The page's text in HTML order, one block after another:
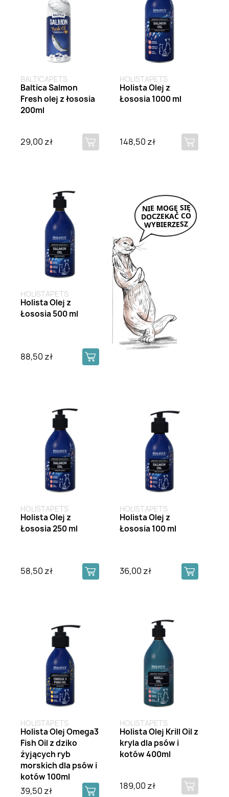
BALTICAPETS
Baltica Salmon
Fresh olej z łososia
200ml
29,00 zł
HOLISTAPETS
Holista Olej z
Łososia 1000 ml
148,50 zł
HOLISTAPETS
Holista Olej z
Łososia 500 ml
88,50 zł
HOLISTAPETS
Holista Olej z
Łososia 250 ml
58,50 zł
HOLISTAPETS
Holista Olej z
Łososia 100 ml
36,00 zł
HOLISTAPETS
Holista Olej Omega3
Fish Oil z dziko
żyjących ryb
morskich dla psów i
kotów 100ml
39,50 zł
HOLISTAPETS
Holista Olej Krill Oil z
kryla dla psów i
kotów 400ml
189,00 zł